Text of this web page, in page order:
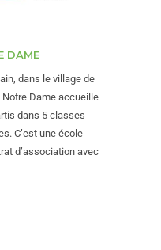
DAME
dans le village de
Notre Dame accueille
dans 5 classes
C’est une école
d’association avec